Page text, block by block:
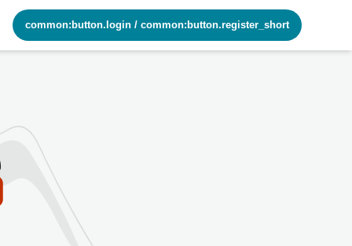
common:button.login / common:button.register_short